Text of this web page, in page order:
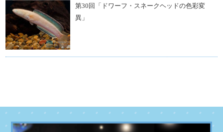
第30回「ドワーフ・スネークヘッドの色彩変
異」